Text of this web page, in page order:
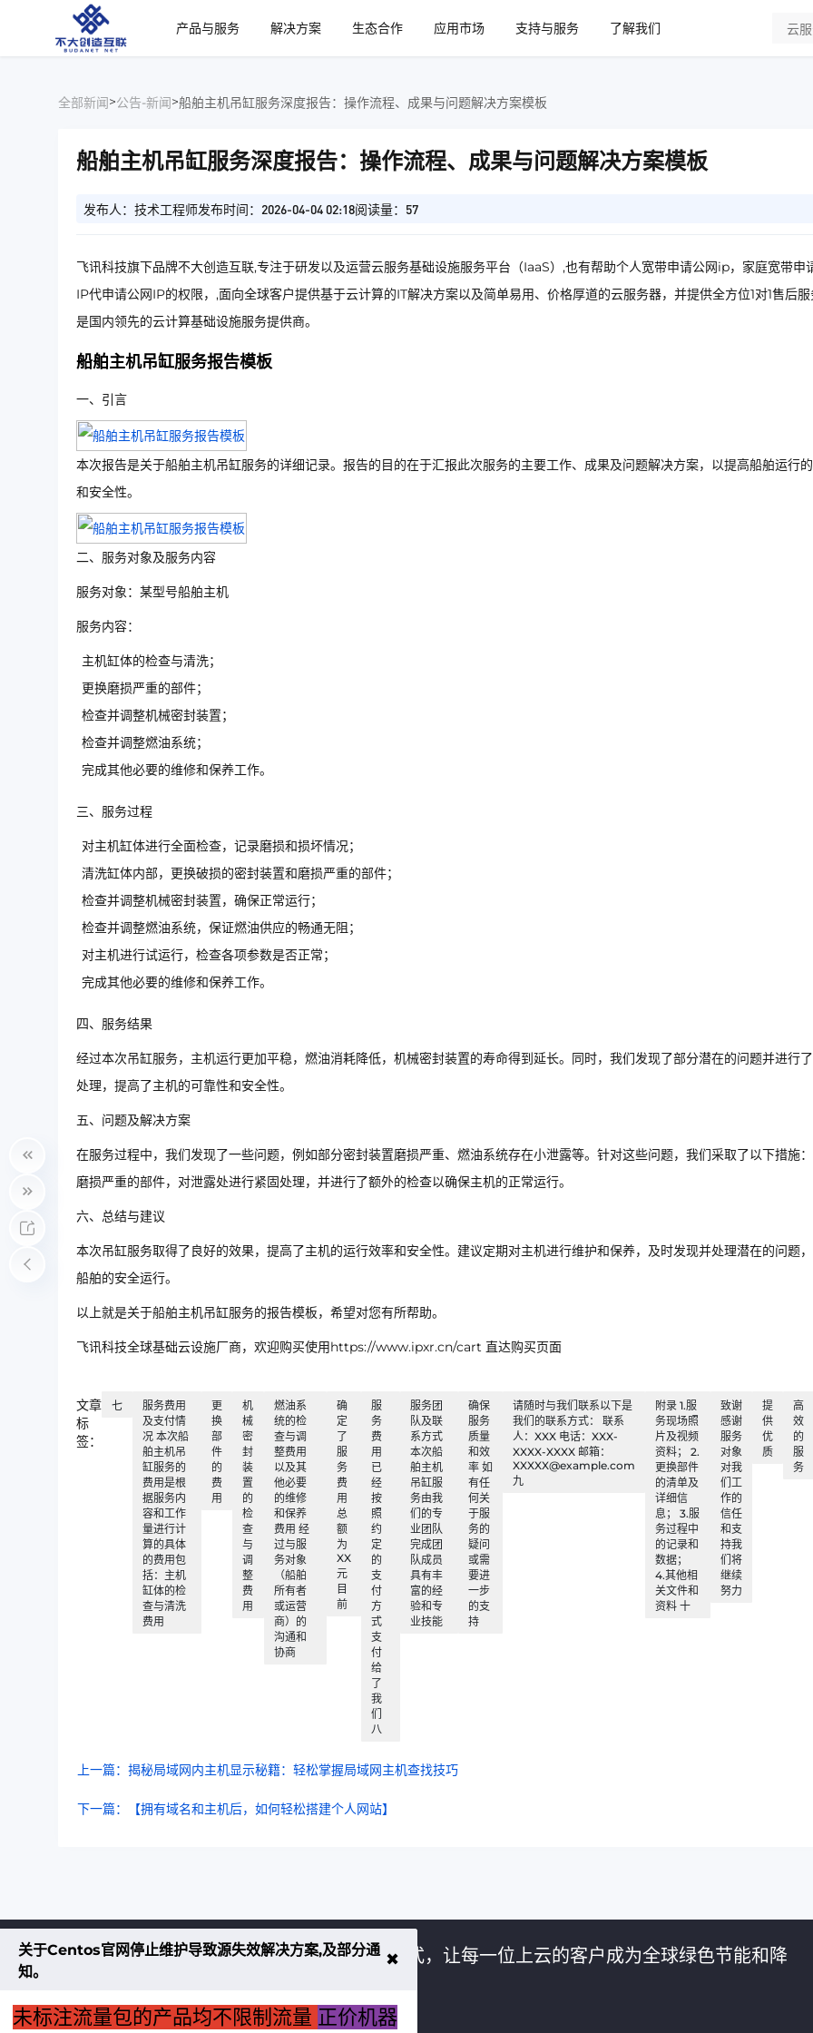
产品与服务
解决方案 生态合作 应用市场 支持与服务 了解我们
全部新闻>公告-新闻>船舶主机吊缸服务深度报告：操作流程、成果与问题解决方案模板
船舶主机吊缸服务深度报告：操作流程、成果与问题解决方案模板
发布人：技术工程师发布时间：2026-04-04 02:18阅读量：57
飞讯科技旗下品牌不大创造互联,专注于研发以及运营云服务基础设施服务平台（IaaS）,也有帮助个人宽带申请公网ip，家庭宽带申
IP代申请公网IP的权限，,面向全球客户提供基于云计算的IT解决方案以及简单易用、价格厚道的云服务器，并提供全方位1对1售后
是国内领先的云计算基础设施服务提供商。
船舶主机吊缸服务报告模板
一、引言
本次报告是关于船舶主机吊缸服务的详细记录。报告的目的在于汇报此次服务的主要工作、成果及问题解决方案，以提高船舶运行
和安全性。
二、服务对象及服务内容
服务对象：某型号船舶主机
服务内容：
主机缸体的检查与清洗；
更换磨损严重的部件；
检查并调整机械密封装置；
检查并调整燃油系统；
完成其他必要的维修和保养工作。
三、服务过程
对主机缸体进行全面检查，记录磨损和损坏情况；
清洗缸体内部，更换破损的密封装置和磨损严重的部件；
检查并调整机械密封装置，确保正常运行；
检查并调整燃油系统，保证燃油供应的畅通无阻；
对主机进行试运行，检查各项参数是否正常；
完成其他必要的维修和保养工作。
四、服务结果
经过本次吊缸服务，主机运行更加平稳，燃油消耗降低，机械密封装置的寿命得到延长。同时，我们发现了部分潜在的问题并进行
处理，提高了主机的可靠性和安全性。
五、问题及解决方案
在服务过程中，我们发现了一些问题，例如部分密封装置磨损严重、燃油系统存在小泄露等。针对这些问题，我们采取了以下措施
磨损严重的部件，对泄露处进行紧固处理，并进行了额外的检查以确保主机的正常运行。
六、总结与建议
本次吊缸服务取得了良好的效果，提高了主机的运行效率和安全性。建议定期对主机进行维护和保养，及时发现并处理潜在的问题
船舶的安全运行。
以上就是关于船舶主机吊缸服务的报告模板，希望对您有所帮助。
飞讯科技全球基础云设施厂商，欢迎购买使用https://www.ipxr.cn/cart 直达购买页面
文章
标
签：
七
服务费用
及支付情
况 本次船
舶主机吊
缸服务的
费用是根
据服务内
容和工作
量进行计
算的具体
的费用包
括：主机
缸体的检
查与清洗
费用
更
换
部
件
的
费
用
机
械
密
封
装
置
的
检
查
与
调
整
费
用
燃油系
统的检
查与调
整费用
以及其
他必要
的维修
和保养
费用 经
过与服
务对象
（船舶
所有者
或运营
商）的
沟通和
协商
确
定
了
服
务
费
用
总
额
为
XX
元
目
前
服
务
费
用
已
经
按
照
约
定
的
支
付
方
式
支
付
给
了
我
们
八
服务团
队及联
系方式
本次船
舶主机
吊缸服
务由我
们的专
业团队
完成团
队成员
具有丰
富的经
验和专
业技能
确保
服务
质量
和效
率 如
有任
何关
于服
务的
疑问
或需
要进
一步
的支
持
请随时与我们联系以下是
我们的联系方式： 联系
人：XXX 电话：XXX-
XXXX-XXXX 邮箱：
XXXXX@example.com
九
附录 1.服
务现场照
片及视频
资料； 2.
更换部件
的清单及
详细信
息； 3.服
务过程中
的记录和
数据；
4.其他相
关文件和
资料 十
致谢
感谢
服务
对象
对我
们工
作的
信任
和支
持我
们将
继续
努力
提
供
优
质
高
效
的
服
务
上一篇：揭秘局域网内主机显示秘籍：轻松掌握局域网主机查找技巧
下一篇：【拥有域名和主机后，如何轻松搭建个人网站】
不大创造互联致力于以最 “绿色节能” 的方式，让每一位上云的客户成为全球绿色节能和降
了解更多
关于Centos官网停止维护导致源失效解决方案,及部分通
知。
✖
未标注流量包的产品均不限制流量 正价机器